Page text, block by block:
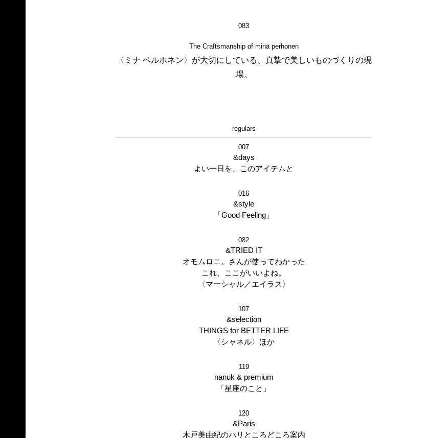
083
The Craftsmanship of minä perhonen
〈ミナ ペルホネン〉が大切にしている、真摯で美しいものづくりの現
場。
regulars
007
&days
よい一日を、このアイテムと
016
&style
「Good Feeling」
082
&TRIED IT
オモムロニ。さんが使ってわかった
これ、ここがいいよね。
〈マーシャル／エイラス〉
107
&selection
THINGS for BETTER LIFE
〈シャネル〉ほか
119
nanuk & premium
「星座のこと」
120
&Paris
木戸美由紀のパリところどころ案内